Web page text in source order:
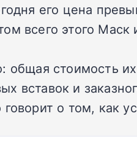
его цена
всего этого
общая стоимость
вставок и
говорит о том, как